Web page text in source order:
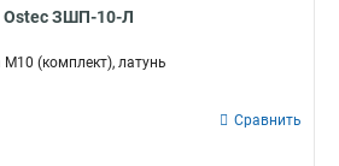
Ostec ЗШП-10-Л
(комплект), латунь
Сравнить